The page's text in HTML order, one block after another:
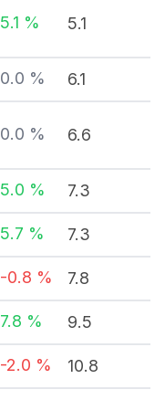
5.1 % 5.1
0.0 % 6.1
0.0 % 6.6
5.0 % 7.3
5.7 % 7.3
-0.8 % 7.8
7.8 % 9.5
-2.0 % 10.8